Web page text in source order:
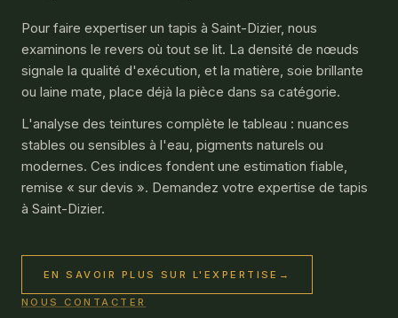
Pour faire expertiser un tapis à Saint-Dizier, nous
examinons le revers où tout se lit. La densité de nœuds
signale la qualité d'exécution, et la matière, soie brillante
ou laine mate, place déjà la pièce dans sa catégorie.
L'analyse des teintures complète le tableau : nuances
stables ou sensibles à l'eau, pigments naturels ou
modernes. Ces indices fondent une estimation fiable,
remise « sur devis ». Demandez votre expertise de tapis
à Saint-Dizier.
EN SAVOIR PLUS SUR L'EXPERTISE →
NOUS CONTACTER